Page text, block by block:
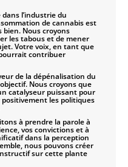
l’industrie du
de cannabis est
Nous croyons
les tabous et de mener
Votre voix, en tant que
contribuer
de la dépénalisation du
Nous croyons que
catalyseur puissant pour
les politiques
à prendre la parole à
vos convictions et à
dans la perception
nous pouvons créer
sur cette plante